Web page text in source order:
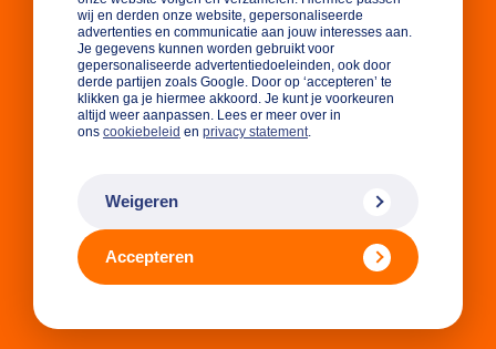
wij en derden onze website, gepersonaliseerde
advertenties en communicatie aan jouw interesses aan.
Je gegevens kunnen worden gebruikt voor
gepersonaliseerde advertentiedoeleinden, ook door
derde partijen zoals Google. Door op ‘accepteren’ te
klikken ga je hiermee akkoord. Je kunt je voorkeuren
altijd weer aanpassen. Lees er meer over in
ons cookiebeleid en privacy statement.
Weigeren
Accepteren
Of je nou jong of oud bent, iedereen kan starten met
ondernemen. Maar waar begin je? In deze
Masterclass leert Peter Zwartscholten, een ervaren
trainer, je alles over de eerste stappen als
Gratis
Veel interactie
Tips om jouw bedrijf te starten!